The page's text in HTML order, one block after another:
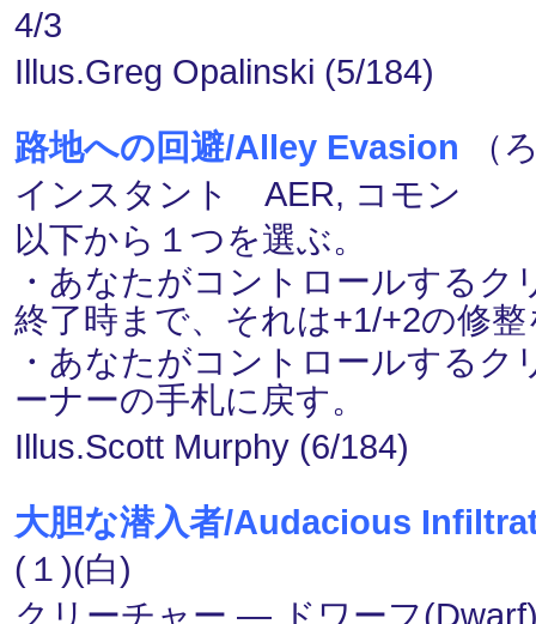
4/3
Illus.Greg Opalinski (5/184)
路地への回避/Alley Evasion （
インスタント AER, コモン
以下から１つを選ぶ。
・あなたがコントロールする
終了時まで、それは+1/+2の修
・あなたがコントロールする
ーナーの手札に戻す。
Illus.Scott Murphy (6/184)
大胆な潜入者/Audacious
(１)(白)
クリーチャー ― ドワーフ